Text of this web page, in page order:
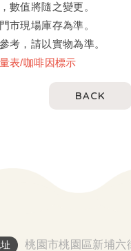
數值將隨之變更。
市現場庫存為準。
考，請以實物為準。
表/咖啡因標示
BACK
桃園市桃園區新埔六